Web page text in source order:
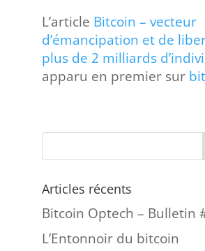
L’article Bitcoin – vecteur
d’émancipation et de
plus de 2 milliards
apparu en premier sur
Articles récents
Bitcoin Optech – Bulletin
L’Entonnoir du bitcoin